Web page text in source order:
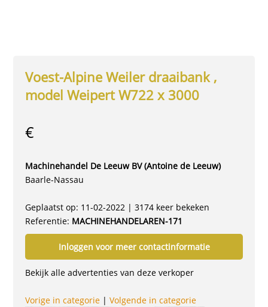
Voest-Alpine Weiler draaibank ,
model Weipert W722 x 3000
€
Machinehandel De Leeuw BV (Antoine de Leeuw)
Baarle-Nassau
Geplaatst op: 11-02-2022 | 3174 keer bekeken
Referentie: MACHINEHANDELAREN-171
Inloggen voor meer contactinformatie
Bekijk alle advertenties van deze verkoper
Vorige in categorie |Volgende in categorie